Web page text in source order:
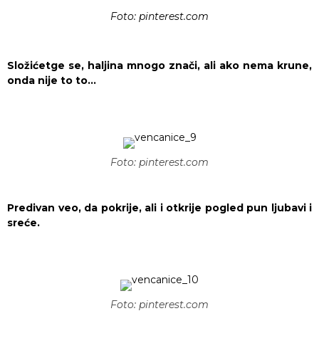
Foto: pinterest.com
Složićetge se, haljina mnogo znači, ali ako nema krune,
onda nije to to…
Foto: pinterest.com
Predivan veo, da pokrije, ali i otkrije pogled pun ljubavi i
sreće.
Foto: pinterest.com